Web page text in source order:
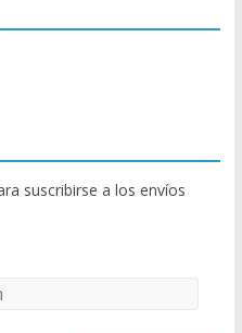
suscribirse a los envíos